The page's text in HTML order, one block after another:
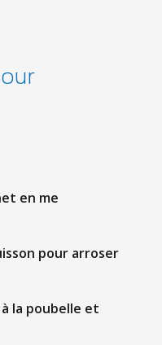
en me
pour arroser
la poubelle et